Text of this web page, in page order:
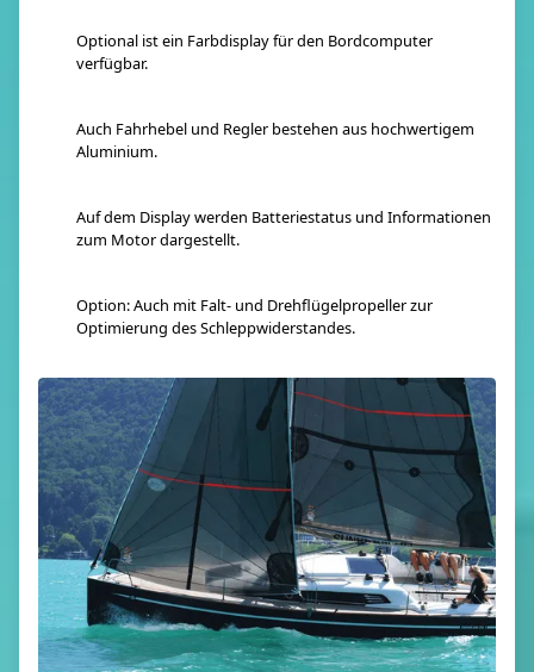
Optional ist ein Farbdisplay für den Bordcomputer
verfügbar.
Auch Fahrhebel und Regler bestehen aus hochwertigem
Aluminium.
Auf dem Display werden Batteriestatus und Informationen
zum Motor dargestellt.
Option: Auch mit Falt- und Drehflügelpropeller zur
Optimierung des Schleppwiderstandes.